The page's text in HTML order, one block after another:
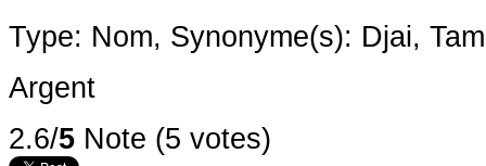
Type: Nom, Synonyme(s): Djai,
Argent
2.6/5 Note (5 votes)